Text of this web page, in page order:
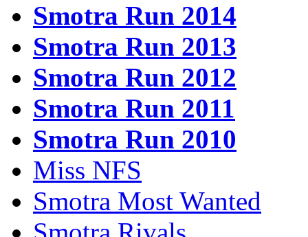
Smotra Run 2014
Smotra Run 2013
Smotra Run 2012
Smotra Run 2011
Smotra Run 2010
Miss NFS
Smotra Most Wanted